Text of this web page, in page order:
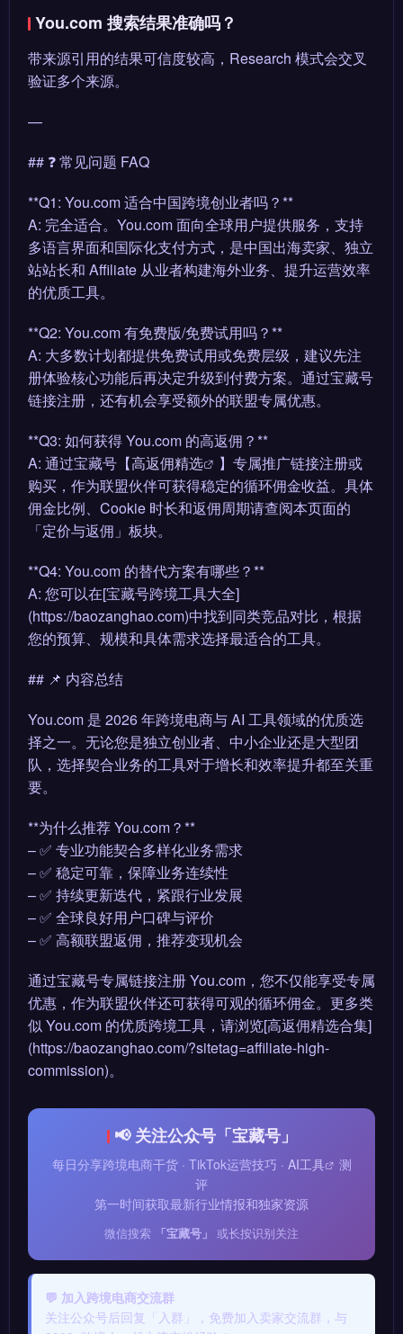
You.com 搜索结果准确吗？
带来源引用的结果可信度较高，Research 模式会交叉
验证多个来源。
—
## ❓ 常见问题 FAQ
**Q1: You.com 适合中国跨境创业者吗？**
A: 完全适合。You.com 面向全球用户提供服务，支持
多语言界面和国际化支付方式，是中国出海卖家、独立
站站长和 Affiliate 从业者构建海外业务、提升运营效率
的优质工具。
**Q2: You.com 有免费版/免费试用吗？**
A: 大多数计划都提供免费试用或免费层级，建议先注
册体验核心功能后再决定升级到付费方案。通过宝藏号
链接注册，还有机会享受额外的联盟专属优惠。
**Q3: 如何获得 You.com 的高返佣？**
A: 通过宝藏号【高返佣精选
】专属推广链接注册或
购买，作为联盟伙伴可获得稳定的循环佣金收益。具体
佣金比例、Cookie 时长和返佣周期请查阅本页面的
「定价与返佣」板块。
**Q4: You.com 的替代方案有哪些？**
A: 您可以在[宝藏号跨境工具大全]
(https://baozanghao.com)中找到同类竞品对比，根据
您的预算、规模和具体需求选择最适合的工具。
## 📌 内容总结
You.com 是 2026 年跨境电商与 AI 工具领域的优质选
择之一。无论您是独立创业者、中小企业还是大型团
队，选择契合业务的工具对于增长和效率提升都至关重
要。
**为什么推荐 You.com？**
– ✅ 专业功能契合多样化业务需求
– ✅ 稳定可靠，保障业务连续性
– ✅ 持续更新迭代，紧跟行业发展
– ✅ 全球良好用户口碑与评价
– ✅ 高额联盟返佣，推荐变现机会
通过宝藏号专属链接注册 You.com，您不仅能享受专属
优惠，作为联盟伙伴还可获得可观的循环佣金。更多类
似 You.com 的优质跨境工具，请浏览[高返佣精选合集]
(https://baozanghao.com/?sitetag=affiliate-high-
commission)。
📢 关注公众号「宝藏号」
每日分享跨境电商干货 · TikTok运营技巧 · AI工具
测
评
第一时间获取最新行业情报和独家资源
微信搜索 「宝藏号」 或长按识别关注
💬 加入跨境电商交流群
关注公众号后回复「入群」，免费加入卖家交流群，与